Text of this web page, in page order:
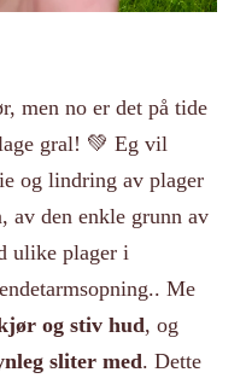
men no er det på tide
gral! 💚 Eg vil
og lindring av plager
av den enkle grunn av
ulike plager i
Me
og stiv hud, og
sliter med. Dette